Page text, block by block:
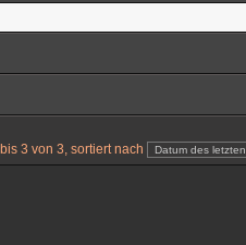
3 von 3, sortiert nach